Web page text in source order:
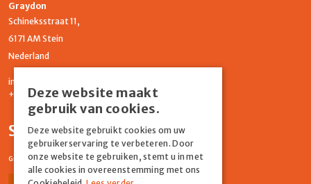
Graydon
Schineksstraat 11,
6171 AM Stein
Nederland
info@graydonevents.nl
+316 11435859
Social media
Graydon Events
Deze website maakt
gebruik van cookies.
Deze website gebruikt cookies om uw
gebruikerservaring te verbeteren. Door
onze website te gebruiken, stemt u in met
alle cookies in overeenstemming met ons